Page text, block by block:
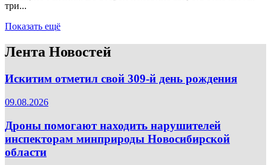
три...
Показать ещё
Лента Новостей
Искитим отметил свой 309-й день рождения
09.08.2026
Дроны помогают находить нарушителей
инспекторам минприроды Новосибирской
области